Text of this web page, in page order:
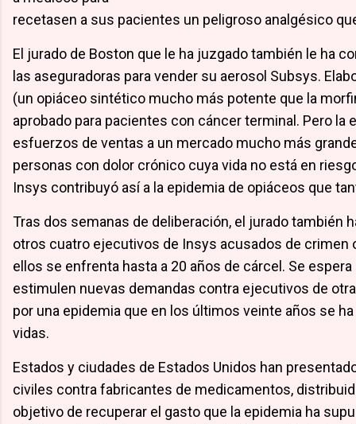
o r
recetasen a sus pacientes un peligroso analgésico
El jurado de Boston que le ha juzgado también le ha
las aseguradoras para vender su aerosol Subsys.
(un opiáceo sintético mucho más potente que la
aprobado para pacientes con cáncer terminal. Pero la
esfuerzos de ventas a un mercado mucho más
personas con dolor crónico cuya vida no está en
Insys contribuyó así a la epidemia de opiáceos que
Tras dos semanas de deliberación, el jurado también
otros cuatro ejecutivos de Insys acusados de crimen
ellos se enfrenta hasta a 20 años de cárcel. Se
estimulen nuevas demandas contra ejecutivos de
por una epidemia que en los últimos veinte años se
vidas.
Estados y ciudades de Estados Unidos han
civiles contra fabricantes de medicamentos,
objetivo de recuperar el gasto que la epidemia ha